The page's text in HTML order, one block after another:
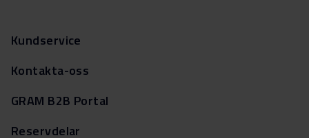
Kundservice
Kontakta-oss
GRAM B2B Portal
Reservdelar